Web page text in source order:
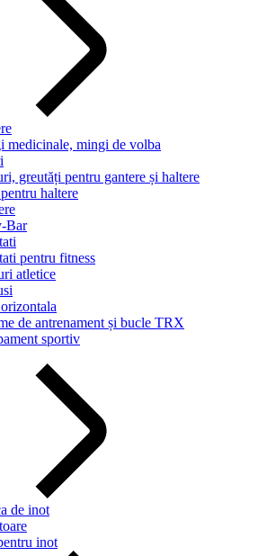
medicinale, mingi de volba
greutăți pentru gantere și haltere
haltere
Bar
pentru fitness
atletice
de antrenament și bucle TRX
sportiv
de inot
inot